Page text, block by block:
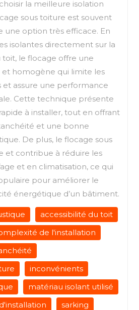
choisir la meilleure isolation
sous toiture est souvent
une option très efficace. En
isolantes directement sur la
le flocage offre une
homogène qui limite les
assure une performance
Cette technique présente
à installer, tout en offrant
et une bonne
De plus, le flocage sous
et contribue à réduire les
et en climatisation, ce qui
pour améliorer le
énergétique d’un bâtiment.
accessibilité du toit
de l'installation
inconvénients
matériau isolant utilisé
sarking